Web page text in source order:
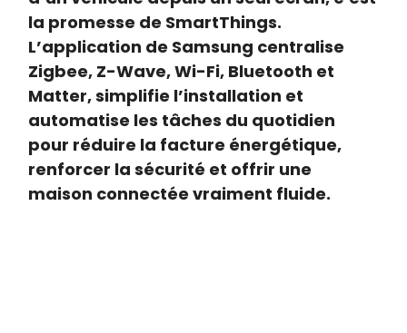
la promesse de SmartThings.
L’application de Samsung centralise
Zigbee, Z-Wave, Wi-Fi, Bluetooth et
Matter, simplifie l’installation et
automatise les tâches du quotidien
pour réduire la facture énergétique,
renforcer la sécurité et offrir une
maison connectée vraiment fluide.